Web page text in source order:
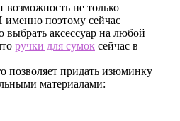
не только
именно поэтому сейчас
аксессуар на любой
ручки для сумок сейчас в
позволяет придать изюминку
материалами: